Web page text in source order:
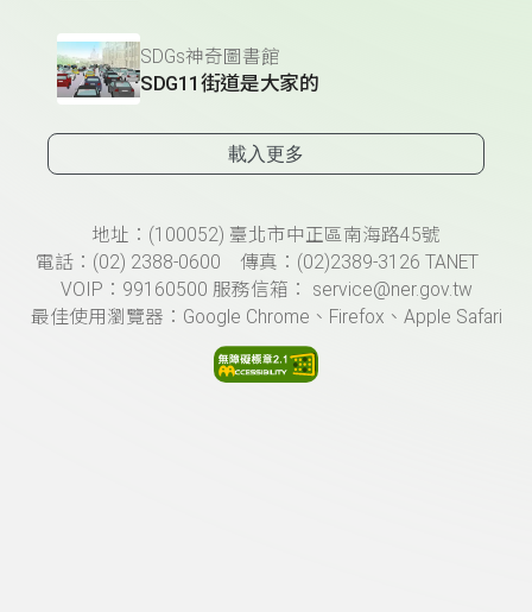
SDGs神奇圖書館
SDG11街道是大家的
載入更多
頁尾資訊地址：(100052) 臺北市中正區南海路45號
電話：(02) 2388-0600 傳真：(02)2389-3126 TANET
VOIP：99160500 服務信箱： service@ner.gov.tw
最佳使用瀏覽器：Google Chrome、Firefox、Apple Safari